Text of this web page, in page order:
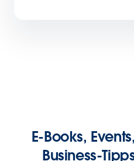
E-Books,
Business-